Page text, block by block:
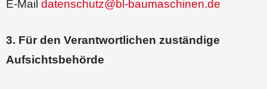
E-Mail datenschutz@bl-baumaschinen.de
3. Für den Verantwortlichen zuständige
Aufsichtsbehörde